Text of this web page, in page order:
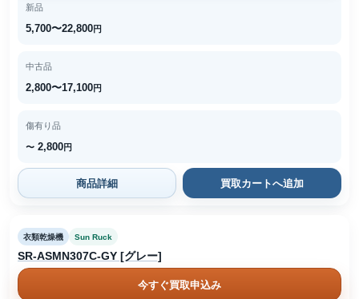
新品
5,700〜22,800円
中古品
2,800〜17,100円
傷有り品
〜 2,800円
商品詳細 買取カートへ追加
衣類乾燥機 Sun Ruck
SR-ASMN307C-GY [グレー]
今すぐ買取申込み